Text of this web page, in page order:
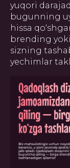
yuqori
bugunning
hissa
brending
sizning
yechimlar